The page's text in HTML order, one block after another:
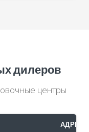
дилеров
центры
АДРЕС